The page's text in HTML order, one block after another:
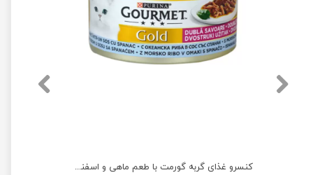
کنسرو غذای گربه گورمت با طعم ماهی و اسفناج وزن ۸۵ گرم